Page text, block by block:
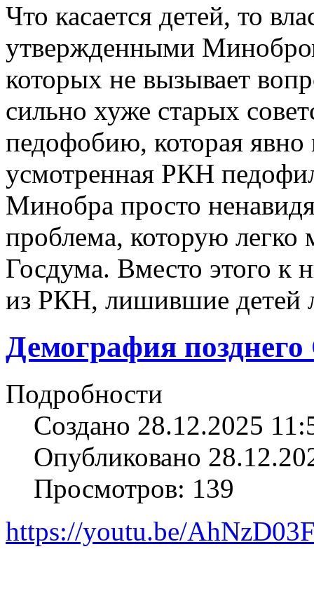
Что касается детей, то
утвержденными
которых не вызывает
сильно хуже старых
педофобию, которая
усмотренная РКН
Минобра просто
проблема, которую легко
Госдума. Вместо этого к
из РКН, лишившие детей
Демография
Подробности
Создано 28.12.2025
Опубликовано
Просмотров: 139
https://youtu.be/